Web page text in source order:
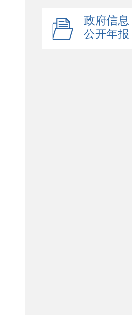
政府信息
公开年报